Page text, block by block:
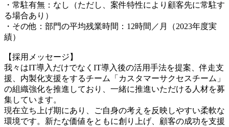
・常駐有無：なし（ただし、案件特性により顧客先に常駐す
る場合あり）
・その他：部門の平均残業時間：12時間／月（2023年度実
績）
【採用メッセージ】
我々はIT導入だけでなくIT導入後の活用手法を提案、伴走支
援、内製化支援をするチーム「カスタマーサクセスチーム」
の組織強化を推進しており、一緒に推進いただける人材を募
集しています。
現在立ち上げ期にあり、ご自身の考えを反映しやすい柔軟な
環境です。新たな価値をともに創り上げ、顧客の成功を支援